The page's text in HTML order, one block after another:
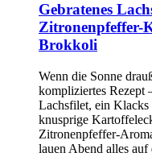
Gebratenes
Zitronenpfeffer-
Brokkoli
Wenn die Sonne
kompliziertes Rezept
Lachsfilet, ein Klacks
knusprige
Zitronenpfeffer-
lauen Abend alles auf